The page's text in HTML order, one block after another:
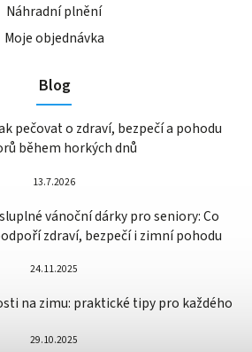
Náhradní plnění
Moje objednávka
Blog
pečovat o zdraví, bezpečí a pohodu
během horkých dnů
13.7.2026
vánoční dárky pro seniory: Co
zdraví, bezpečí i zimní pohodu
24.11.2025
na zimu: praktické tipy pro každého
29.10.2025